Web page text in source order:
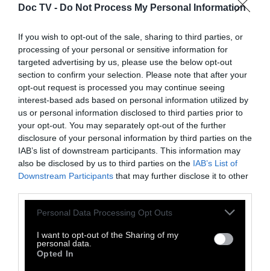
Doc TV - Do Not Process My Personal Information
If you wish to opt-out of the sale, sharing to third parties, or
processing of your personal or sensitive information for
targeted advertising by us, please use the below opt-out
section to confirm your selection. Please note that after your
opt-out request is processed you may continue seeing
interest-based ads based on personal information utilized by
us or personal information disclosed to third parties prior to
your opt-out. You may separately opt-out of the further
disclosure of your personal information by third parties on the
IAB’s list of downstream participants. This information may
also be disclosed by us to third parties on the IAB’s List of
Downstream Participants that may further disclose it to other
Personal Data Processing Opt Outs
I want to opt-out of the Sharing of my
personal data.
Opted In